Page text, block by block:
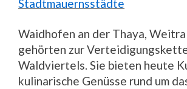
Stadtmauernsstädte
Waidhofen an der Thaya,
gehörten zur
Waldviertels. Sie bieten heute
kulinarische Genüsse rund um